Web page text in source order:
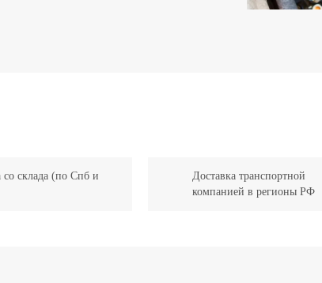
со склада (по Спб и
Доставка транспортной
компанией в регионы РФ